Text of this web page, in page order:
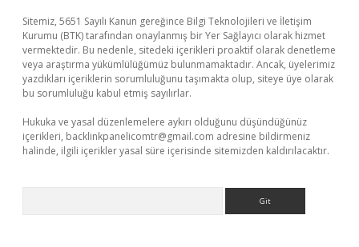
Sitemiz, 5651 Sayılı Kanun gereğince Bilgi Teknolojileri ve İletişim
Kurumu (BTK) tarafından onaylanmış bir Yer Sağlayıcı olarak hizmet
vermektedir. Bu nedenle, sitedeki içerikleri proaktif olarak denetleme
veya araştırma yükümlülüğümüz bulunmamaktadır. Ancak, üyelerimiz
yazdıkları içeriklerin sorumluluğunu taşımakta olup, siteye üye olarak
bu sorumluluğu kabul etmiş sayılırlar.
Hukuka ve yasal düzenlemelere aykırı olduğunu düşündüğünüz
içerikleri, backlinkpanelicomtr@gmail.com adresine bildirmeniz
halinde, ilgili içerikler yasal süre içerisinde sitemizden kaldırılacaktır.